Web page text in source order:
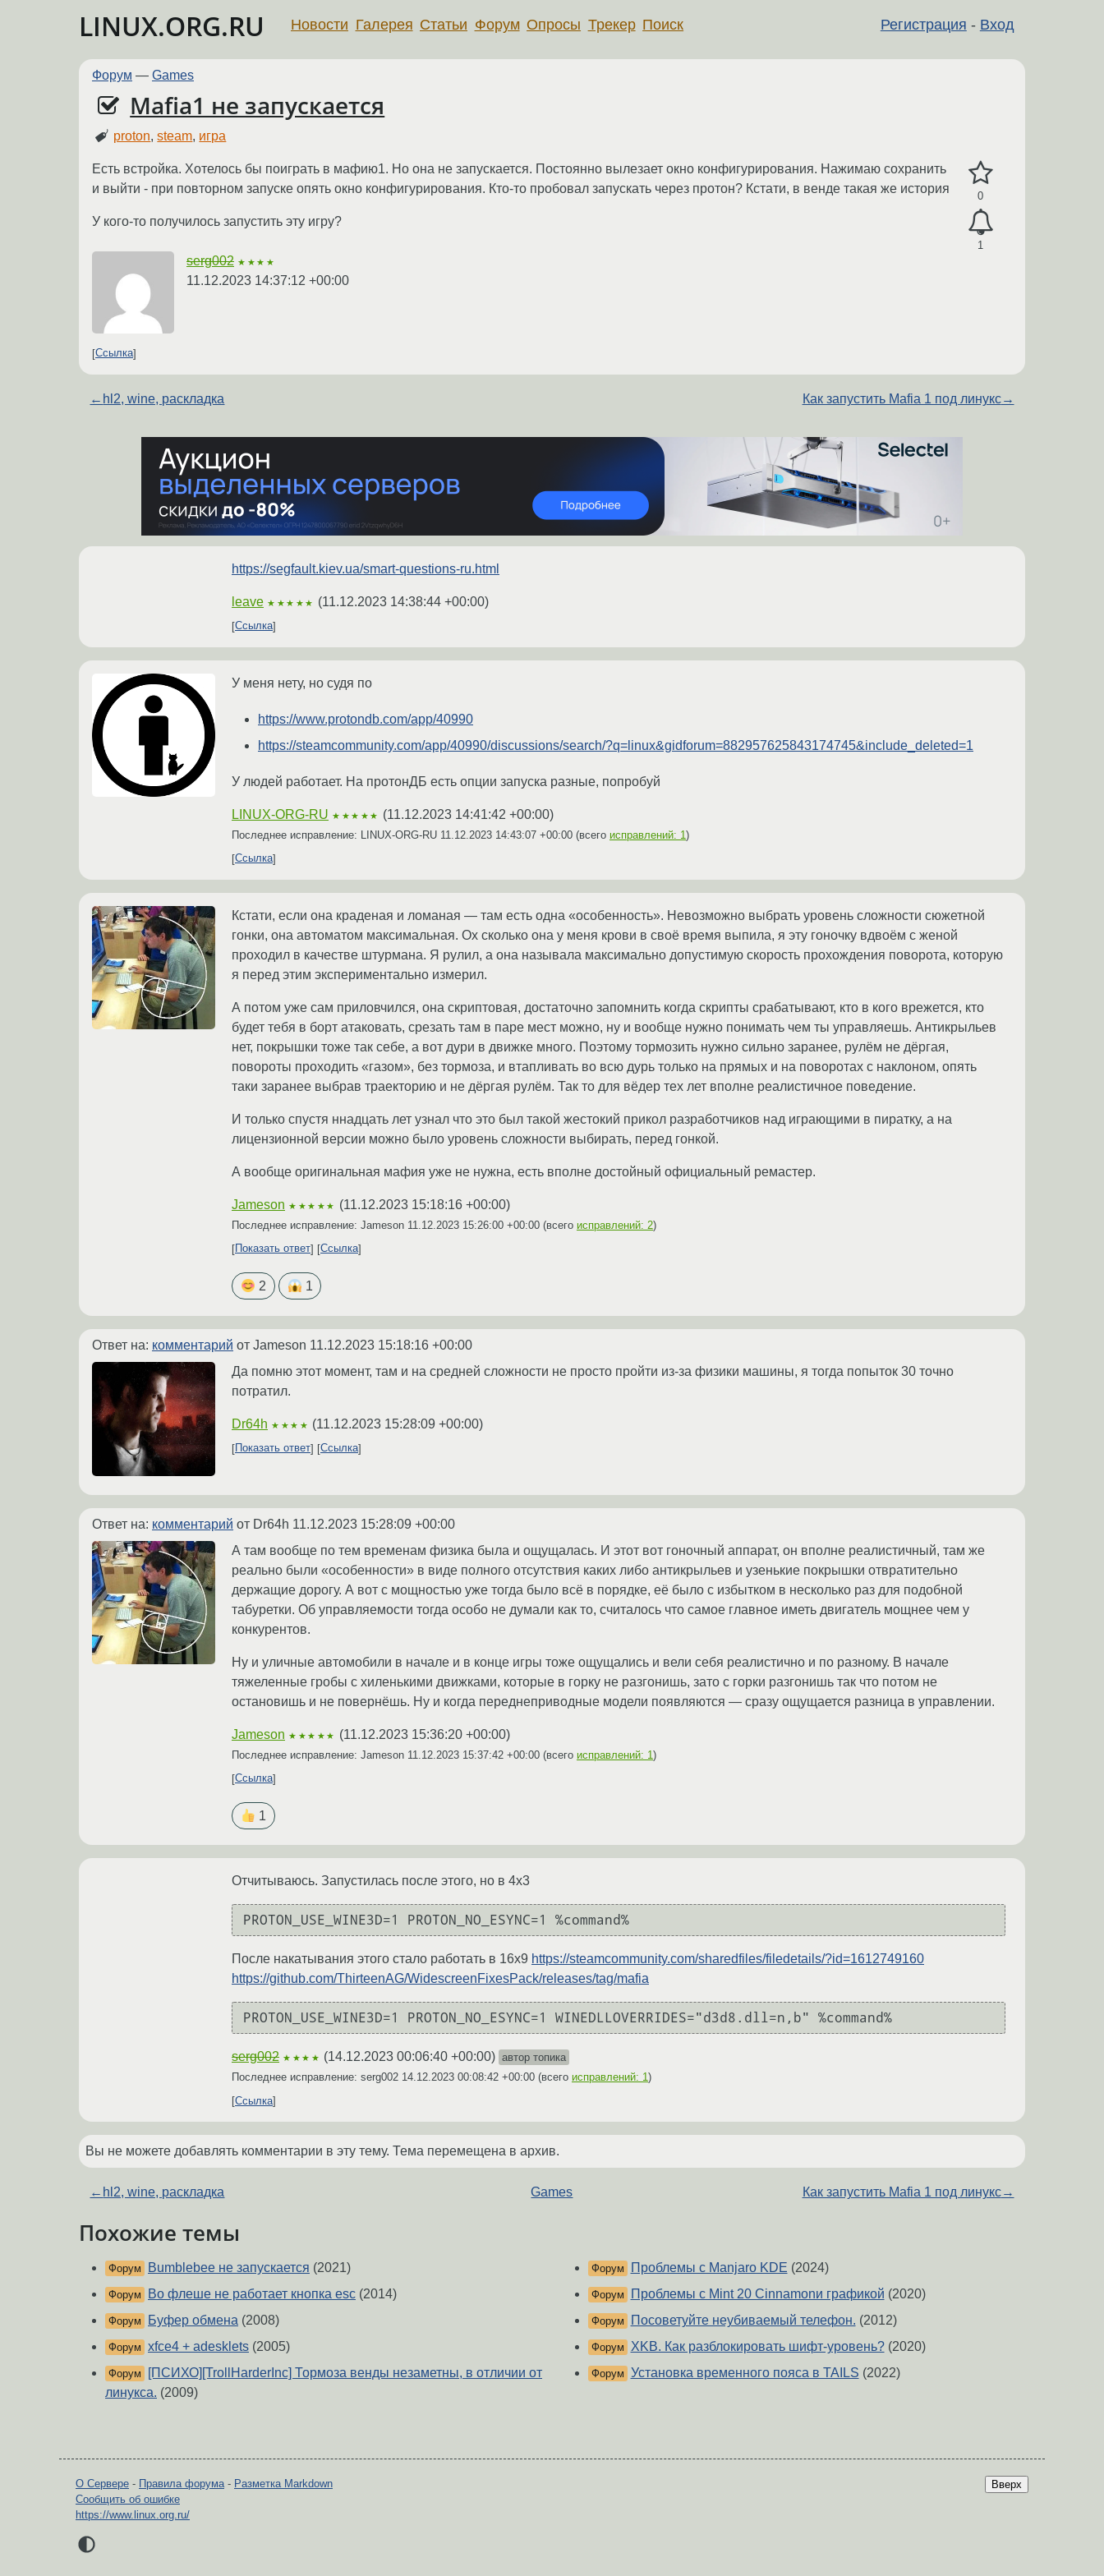
LINUX.ORG.RU Регистрация - Вход
Новости Галерея Статьи Форум Опросы Трекер Поиск
Форум — Games
Mafia1 не запускается
proton,steam, игра
0
1
Есть встройка. Хотелось бы поиграть в мафию1. Но она не запускается. Постоянно вылезает окно конфигурирования. Нажимаю сохранить
и выйти - при повторном запуске опять окно конфигурирования. Кто-то пробовал запускать через протон? Кстати, в венде такая же история
У кого-то получилось запустить эту игру?
serg002 ★★★★
11.12.2023 14:37:12 +00:00
Ссылка
← hl2, wine, раскладка Как запустить Mafia 1 под линукс→
https://segfault.kiev.ua/smart-questions-ru.html
leave ★★★★★ (11.12.2023 14:38:44 +00:00)
Ссылка
У меня нету, но судя по
https://www.protondb.com/app/40990
https://steamcommunity.com/app/40990/discussions/search/?q=linux&gidforum=882957625843174745&include_deleted=1
У людей работает. На протонДБ есть опции запуска разные, попробуй
LINUX-ORG-RU ★★★★★ (11.12.2023 14:41:42 +00:00)
Последнее исправление: LINUX-ORG-RU 11.12.2023 14:43:07 +00:00 (всего исправлений: 1 )
Ссылка
Кстати, если она краденая и ломаная — там есть одна «особенность». Невозможно выбрать уровень сложности сюжетной
гонки, она автоматом максимальная. Ох сколько она у меня крови в своё время выпила, я эту гоночку вдвоём с женой
проходил в качестве штурмана. Я рулил, а она называла максимально допустимую скорость прохождения поворота, которую
я перед этим экспериментально измерил.
А потом уже сам приловчился, она скриптовая, достаточно запомнить когда скрипты срабатывают, кто в кого врежется, кто
будет тебя в борт атаковать, срезать там в паре мест можно, ну и вообще нужно понимать чем ты управляешь. Антикрыльев
нет, покрышки тоже так себе, а вот дури в движке много. Поэтому тормозить нужно сильно заранее, рулём не дёргая,
повороты проходить «газом», без тормоза, и втапливать во всю дурь только на прямых и на поворотах с наклоном, опять
таки заранее выбрав траекторию и не дёргая рулём. Так то для вёдер тех лет вполне реалистичное поведение.
И только спустя ннадцать лет узнал что это был такой жестокий прикол разработчиков над играющими в пиратку, а на
лицензионной версии можно было уровень сложности выбирать, перед гонкой.
А вообще оригинальная мафия уже не нужна, есть вполне достойный официальный ремастер.
Jameson ★★★★★ (11.12.2023 15:18:16 +00:00)
Последнее исправление: Jameson 11.12.2023 15:26:00 +00:00 (всего исправлений: 2)
Показать ответ
Ссылка
2 1
Ответ на: комментарий от Jameson 11.12.2023 15:18:16 +00:00
Да помню этот момент, там и на средней сложности не просто пройти из-за физики машины, я тогда попыток 30 точно
потратил.
Dr64h ★★★★ (11.12.2023 15:28:09 +00:00)
Показать ответ Ссылка
Ответ на: комментарий от Dr64h 11.12.2023 15:28:09 +00:00
А там вообще по тем временам физика была и ощущалась. И этот вот гоночный аппарат, он вполне реалистичный, там же
реально были «особенности» в виде полного отсутствия каких либо антикрыльев и узенькие покрышки отвратительно
держащие дорогу. А вот с мощностью уже тогда было всё в порядке, её было с избытком в несколько раз для подобной
табуретки. Об управляемости тогда особо не думали как то, считалось что самое главное иметь двигатель мощнее чем у
конкурентов.
Ну и уличные автомобили в начале и в конце игры тоже ощущались и вели себя реалистично и по разному. В начале
тяжеленные гробы с хиленькими движками, которые в горку не разгонишь, зато с горки разгонишь так что потом не
остановишь и не повернёшь. Ну и когда переднеприводные модели появляются — сразу ощущается разница в управлении.
Jameson ★★★★★ (11.12.2023 15:36:20 +00:00)
Последнее исправление: Jameson 11.12.2023 15:37:42 +00:00 (всего исправлений: 1)
Ссылка
1
Отчитываюсь. Запустилась после этого, но в 4х3
После накатывания этого стало работать в 16х9 https://steamcommunity.com/sharedfiles/filedetails/?id=1612749160
https://github.com/ThirteenAG/WidescreenFixesPack/releases/tag/mafia
serg002 ★★★★ (14.12.2023 00:06:40 +00:00) автор топика
Последнее исправление: serg002 14.12.2023 00:08:42 +00:00 (всего исправлений: 1)
Ссылка
Вы не можете добавлять комментарии в эту тему. Тема перемещена в архив.
← hl2, wine, раскладка Games Как запустить Mafia 1 под линукс→
Похожие темы
Форум Bumblebee не запускается (2021)
Форум Во флеше не работает кнопка esc (2014)
Форум Буфер обмена (2008)
Форум xfce4 + adesklets (2005)
Форум
[ПСИХО][TrollHarderInc] Тормоза венды незаметны, в отличии от
линукса. (2009)
Форум Проблемы с Manjaro KDE (2024)
Форум Проблемы с Mint 20 Cinnamonи графикой (2020)
Форум Посоветуйте неубиваемый телефон. (2012)
Форум XKB. Как разблокировать шифт-уровень?(2020)
Форум Установка временного пояса в TAILS (2022)
Вверх
О Сервере - Правила форума - Разметка Markdown
Сообщить об ошибке
https://www.linux.org.ru/